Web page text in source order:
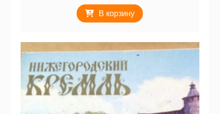
В корзину